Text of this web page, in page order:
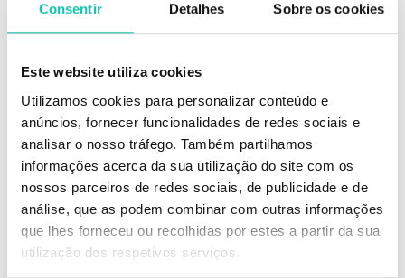
Consentir Detalhes Sobre os cookies
Este website utiliza cookies
Utilizamos cookies para personalizar conteúdo e
anúncios, fornecer funcionalidades de redes sociais e
analisar o nosso tráfego. Também partilhamos
informações acerca da sua utilização do site com os
nossos parceiros de redes sociais, de publicidade e de
análise, que as podem combinar com outras informações
que lhes forneceu ou recolhidas por estes a partir da sua
utilização dos respetivos serviços.
DESCRIÇÃO
hidrogenado, permite-lhe uma coloração com óptimos resultados:
100% de cobertura de cinzas;
Cor luminosa e intensa;